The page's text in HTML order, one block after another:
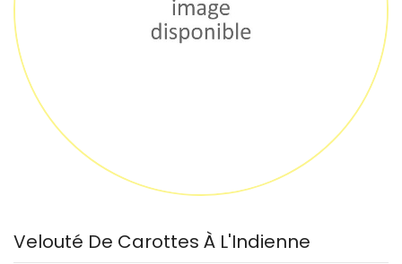
Velouté De Carottes À L'Indienne